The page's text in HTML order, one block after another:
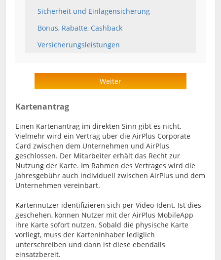
Sicherheit und Einlagensicherung
Bonus, Rabatte, Cashback
Versicherungsleistungen
Weiter
Kartenantrag
Einen Kartenantrag im direkten Sinn gibt es nicht.
Vielmehr wird ein Vertrag über die AirPlus Corporate
Card zwischen dem Unternehmen und AirPlus
geschlossen. Der Mitarbeiter erhält das Recht zur
Nutzung der Karte. Im Rahmen des Vertrages wird die
Jahresgebühr auch individuell zwischen AirPlus und dem
Unternehmen vereinbart.
Kartennutzer identifizieren sich per Video-Ident. Ist dies
geschehen, können Nutzer mit der AirPlus MobileApp
ihre Karte sofort nutzen. Sobald die physische Karte
vorliegt, muss der Karteninhaber lediglich
unterschreiben und dann ist diese ebendalls
einsatzbereit.